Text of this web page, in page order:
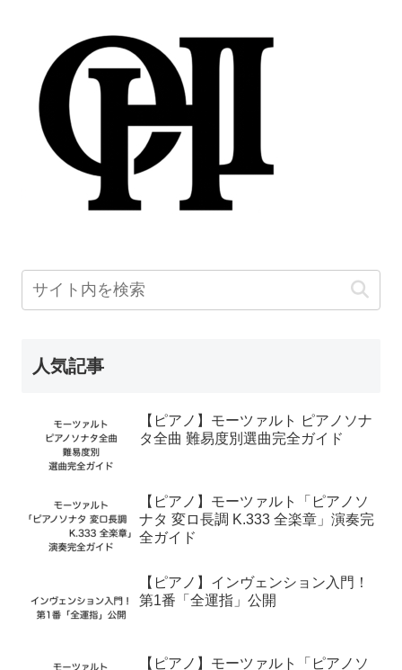
人気記事
【ピアノ】モーツァルト ピアノソナ
タ全曲 難易度別選曲完全ガイド
【ピアノ】モーツァルト「ピアノソ
ナタ 変ロ長調 K.333 全楽章」演奏完
全ガイド
【ピアノ】インヴェンション入門！
第1番「全運指」公開
【ピアノ】モーツァルト「ピアノソ